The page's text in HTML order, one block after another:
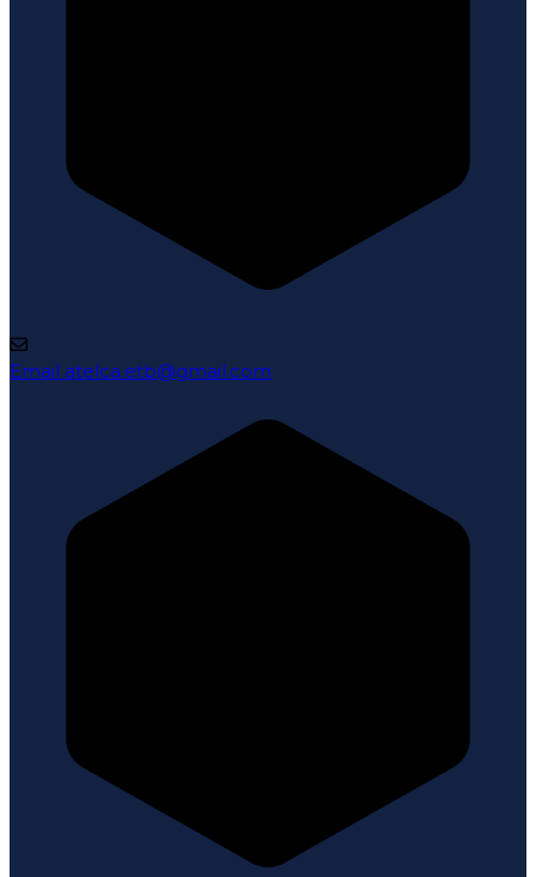
Email atelca.etb@gmail.com